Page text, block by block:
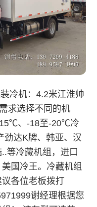
冷机：4.2米江淮帅
求选择不同的机
、-18至-20℃冷
劲达K牌、韩亚、汉
等冷藏机组，进口
国冷王。冷藏机组
各位老板拨打
谢经理根据您